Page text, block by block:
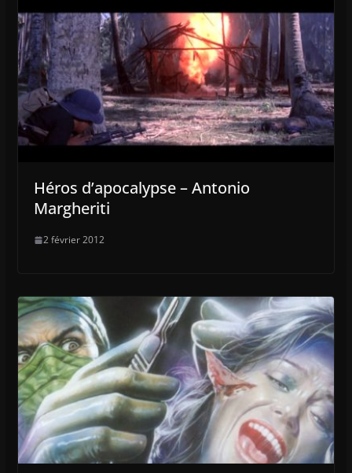
Héros d’apocalypse – Antonio
Margheriti
2 février 2012